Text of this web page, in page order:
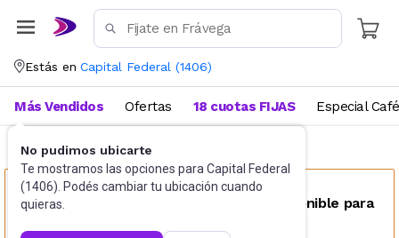
Estás en Capital Federal (1406)
No pudimos ubicarte
Te mostramos las opciones para Capital Federal
(1406). Podés cambiar tu ubicación cuando
quieras.
Más Vendidos Ofertas 18 cuotas FIJAS Especial Café
Accesorios de Informática
Este producto no se encuentra disponible para